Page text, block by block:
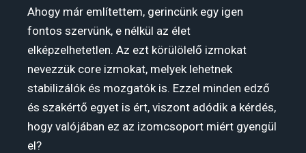
Ahogy már említettem, gerincünk egy igen
fontos szervünk, e nélkül az élet
elképzelhetetlen. Az ezt körülölelő izmokat
nevezzük core izmokat, melyek lehetnek
stabilizálók és mozgatók is. Ezzel minden edző
és szakértő egyet is ért, viszont adódik a kérdés,
hogy valójában ez az izomcsoport miért gyengül
el?